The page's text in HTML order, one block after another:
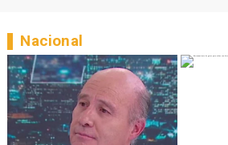
Nacional